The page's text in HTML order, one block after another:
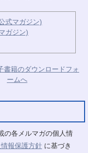
式マガジン)
ガジン)
の各メルマガの個人情
報保護方針 に基づき